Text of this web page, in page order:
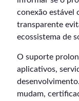
conexão estável
transparente
ecossistema de
O suporte
aplicativos,
mudam,